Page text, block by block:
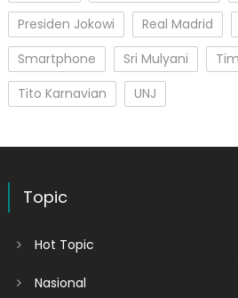
Presiden Jokowi
Real Madrid
Smartphone
Sri Mulyani
Tito Karnavian
UNJ
Topic
Hot Topic
Nasional